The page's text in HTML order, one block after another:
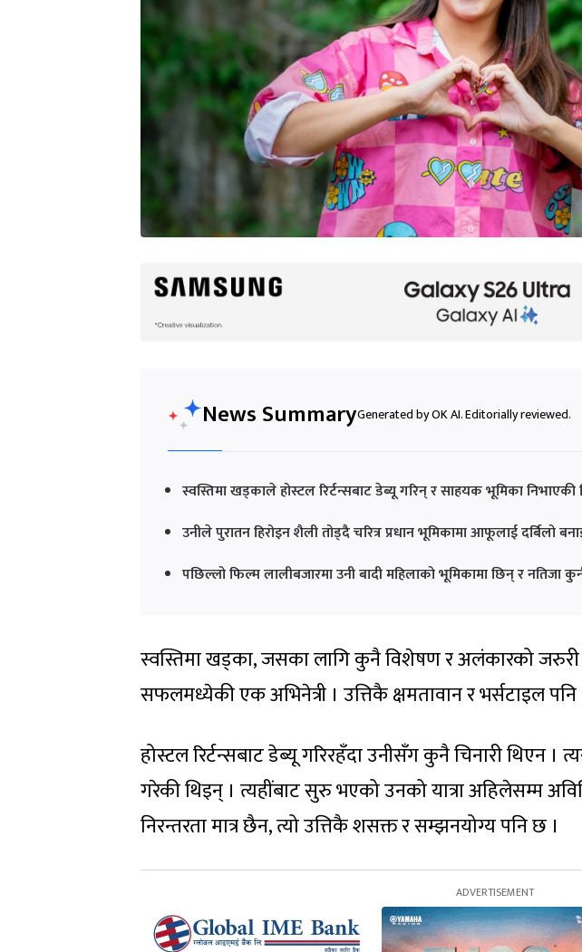
News SummaryGenerated by OK AI. Editorially reviewed.
स्वस्तिमा खड्काले होस्टल रिर्टन्सबाट डेब्यू गरिन् र साहयक भूमिका निभाएकी
उनीले पुरातन हिरोइन शैली तोड्दै चरित्र प्रधान भूमिकामा आफूलाई दर्बिलो
पछिल्लो फिल्म लालीबजारमा उनी बादी महिलाको भूमिकामा छिन् र नतिजा
स्वस्तिमा खड्का, जसका लागि कुनै विशेषण र अलंकारको
सफलमध्येकी एक अभिनेत्री । उत्तिकै क्षमतावान र भर्सटाइल पनि
होस्टल रिर्टन्सबाट डेब्यू गरिरहँदा उनीसँग कुनै चिनारी थिएन ।
गरेकी थिइन् । त्यहींबाट सुरु भएको उनको यात्रा अहिलेसम्म
निरन्तरता मात्र छैन, त्यो उत्तिकै शसक्त र सम्झनयोग्य पनि छ ।